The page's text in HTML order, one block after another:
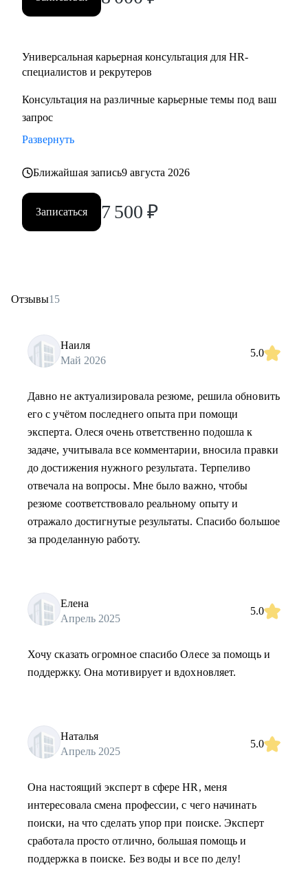
Partner;
Универсальная карьерная консультация для HR-
специалистов и рекрутеров
Консультация на различные карьерные темы под ваш
запрос
Развернуть
Ближайшая запись9 августа 2026
Записаться 7 500 ₽
Отзывы15
Наиля
Май 2026
5.0
Давно не актуализировала резюме, решила обновить
его с учётом последнего опыта при помощи
эксперта. Олеся очень ответственно подошла к
задаче, учитывала все комментарии, вносила правки
до достижения нужного результата. Терпеливо
отвечала на вопросы. Мне было важно, чтобы
резюме соответствовало реальному опыту и
отражало достигнутые результаты. Спасибо большое
за проделанную работу.
Елена
Апрель 2025
5.0
Хочу сказать огромное спасибо Олесе за помощь и
поддержку. Она мотивирует и вдохновляет.
Наталья
Апрель 2025
5.0
Она настоящий эксперт в сфере HR, меня
интересовала смена профессии, с чего начинать
поиски, на что сделать упор при поиске. Эксперт
сработала просто отлично, большая помощь и
поддержка в поиске. Без воды и все по делу!